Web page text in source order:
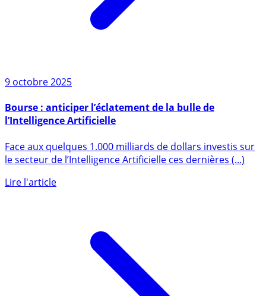
9 octobre 2025
Bourse : anticiper l’éclatement de la bulle de
l’Intelligence Artificielle
Face aux quelques 1.000 milliards de dollars investis sur
le secteur de l’Intelligence Artificielle ces dernières (...)
Lire l'article